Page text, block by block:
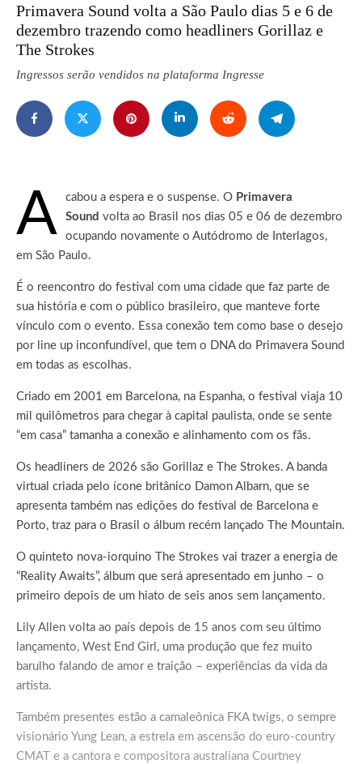
Primavera Sound volta a São Paulo dias 5 e 6 de
dezembro trazendo como headliners Gorillaz e
The Strokes
Ingressos serão vendidos na plataforma Ingresse
A cabou a espera e o suspense. O Primavera
Sound volta ao Brasil nos dias 05 e 06 de dezembro
ocupando novamente o Autódromo de Interlagos,
em São Paulo.
É o reencontro do festival com uma cidade que faz parte de
sua história e com o público brasileiro, que manteve forte
vínculo com o evento. Essa conexão tem como base o desejo
por line up inconfundível, que tem o DNA do Primavera Sound
em todas as escolhas.
Criado em 2001 em Barcelona, na Espanha, o festival viaja 10
mil quilômetros para chegar à capital paulista, onde se sente
“em casa” tamanha a conexão e alinhamento com os fãs.
Os headliners de 2026 são Gorillaz e The Strokes. A banda
virtual criada pelo ícone britânico Damon Albarn, que se
apresenta também nas edições do festival de Barcelona e
Porto, traz para o Brasil o álbum recém lançado The Mountain.
O quinteto nova-iorquino The Strokes vai trazer a energia de
“Reality Awaits”, álbum que será apresentado em junho – o
primeiro depois de um hiato de seis anos sem lançamento.
Lily Allen volta ao país depois de 15 anos com seu último
lançamento, West End Girl, uma produção que fez muito
barulho falando de amor e traição – experiências da vida da
artista.
Também presentes estão a camaleônica FKA twigs, o sempre
visionário Yung Lean, a estrela em ascensão do euro-country
CMAT e a cantora e compositora australiana Courtney